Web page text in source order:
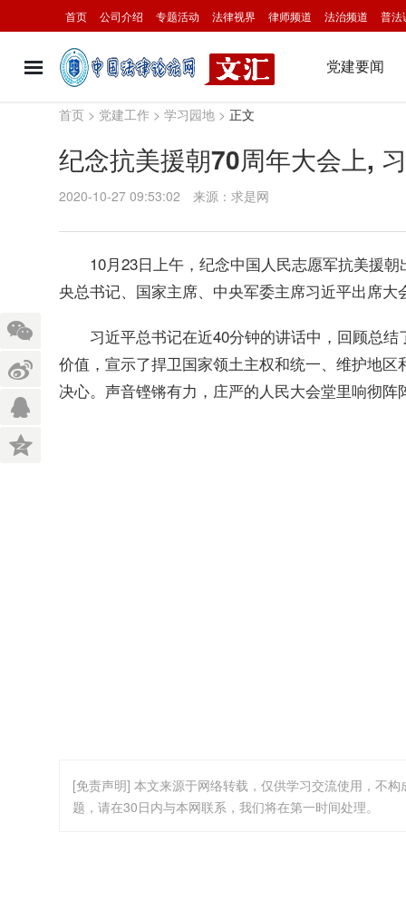
首页 公司介绍 专题活动 法律视界 律师频道 法治频道 普法
党建要闻
首页 > 党建工作 > 学习园地 > 正文
纪念抗美援朝70周年大会上,
2020-10-27 09:53:02 来源：求是网
10月23日上午，纪念中国人民志愿军抗美援朝
央总书记、国家主席、中央军委主席习近平出席大
习近平总书记在近40分钟的讲话中，回顾总结
价值，宣示了捍卫国家领土主权和统一、维护地
决心。声音铿锵有力，庄严的人民大会堂里响彻
[免责声明] 本文来源于网络转载，仅供学习交流使用，不
题，请在30日内与本网联系，我们将在第一时间处理。